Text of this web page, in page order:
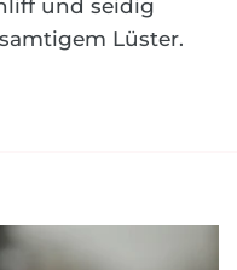
und seidig
Lüster.